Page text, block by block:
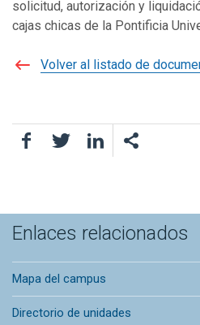
solicitud, autorización y
cajas chicas de la Pontificia
Volver al listado de
FacebookTwitterLinkedIn
Enlaces relacionados
Mapa del campus
Directorio de unidades